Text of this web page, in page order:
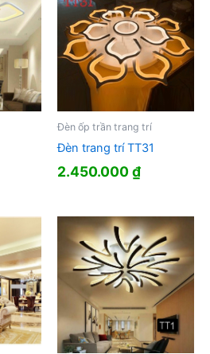
Đèn ốp trần trang trí
Đèn trang trí TT31
2.450.000₫